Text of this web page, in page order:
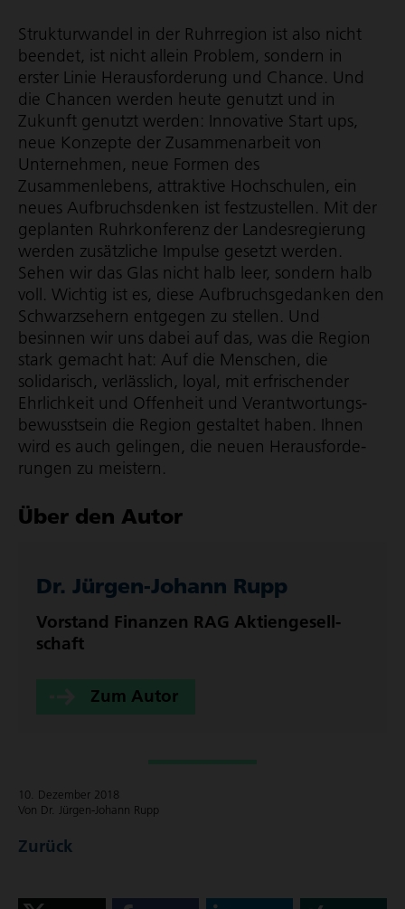
Strukturwandel in der Ruhrregion ist also nicht
beendet, ist nicht allein Problem, sondern in
erster Linie Heraus­for­de­rung und Chance. Und
die Chancen werden heute genutzt und in
Zukunft genutzt werden: Innovative Start ups,
neue Konzepte der Zusammenarbeit von
Unternehmen, neue Formen des
Zusammenlebens, attraktive Hochschulen, ein
neues Auf­bruchs­denken ist fest­zustellen. Mit der
geplanten Ruhrkonferenz der Landes­re­gie­rung
werden zusätzliche Impulse gesetzt werden.
Sehen wir das Glas nicht halb leer, sondern halb
voll. Wichtig ist es, diese Aufbruchs­ge­danken den
Schwarzsehern entgegen zu stellen. Und
besinnen wir uns dabei auf das, was die Region
stark gemacht hat: Auf die Menschen, die
solidarisch, verlässlich, loyal, mit erfrischender
Ehrlichkeit und Offenheit und Verant­wortungs­
bewusstsein die Region gestaltet haben. Ihnen
wird es auch gelingen, die neuen Heraus­for­de­
rungen zu meistern.
Über den Autor
Dr. Jürgen-Johann Rupp
Vorstand Finanzen RAG Akti­en­ge­sell­
schaft
Zum Autor
10. Dezember 2018
Von Dr. Jürgen-Johann Rupp
Zurück